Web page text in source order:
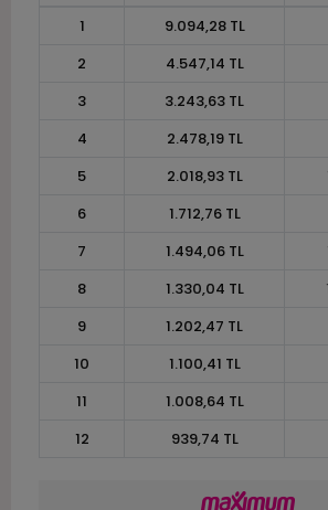
1
9.094,28 TL
2
4.547,14 TL
3
3.243,63 TL
4
2.478,19 TL
5
2.018,93 TL
6
1.712,76 TL
7
1.494,06 TL
8
1.330,04 TL
9
1.202,47 TL
10
1.100,41 TL
11
1.008,64 TL
12
939,74 TL